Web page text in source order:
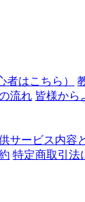
者はこちら）
流れ 皆様から
サービス内容
特定商取引法